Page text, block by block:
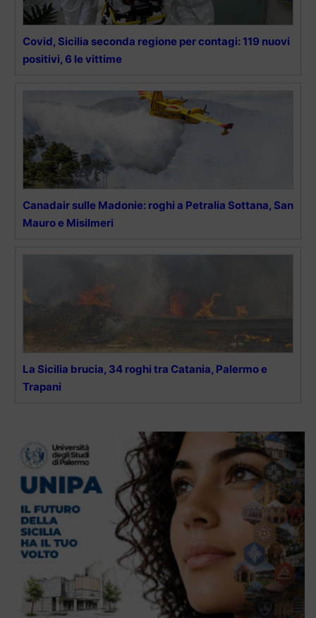
Covid, Sicilia seconda regione per contagi: 119 nuovi
positivi, 6 le vittime
Canadair sulle Madonie: roghi a Petralia Sottana, San
Mauro e Misilmeri
La Sicilia brucia, 34 roghi tra Catania, Palermo e
Trapani